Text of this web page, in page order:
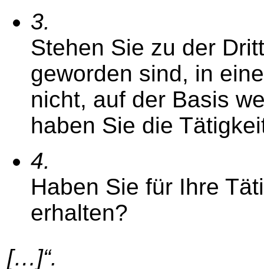
3.
Stehen Sie zu der
geworden sind, in
nicht, auf der Basis
haben Sie die
4.
Haben Sie für Ihre
erhalten?
[…]“.